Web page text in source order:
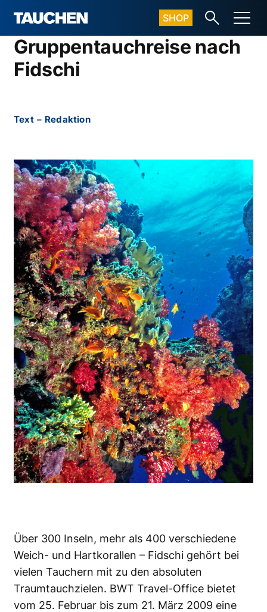
SHOP
Gruppentauchreise nach
Fidschi
Text – Redaktion
Über 300 Inseln, mehr als 400 verschiedene
Weich- und Hartkorallen – Fidschi gehört bei
vielen Tauchern mit zu den absoluten
Traumtauchzielen. BWT Travel-Office bietet
vom 25. Februar bis zum 21. März 2009 eine